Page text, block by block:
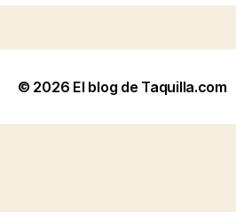
© 2026 El blog de Taquilla.com